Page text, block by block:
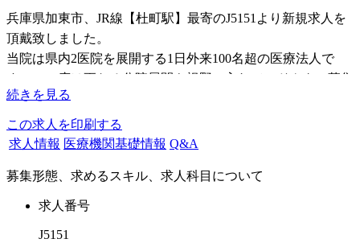
兵庫県加東市、JR線【杜町駅】最寄のJ5151より新規求人を
頂戴致しました。
当院は県内2医院を展開する1日外来100名超の医療法人で
す。この度は更なる分院展開も視野に入れてのドクター募集
で御座います。新卒からブランクのあるドクターまで応募可
能です。どしどしご応募下さいませ。
ック２件の合計４医院のグループ院をまとめる医療法人とし
て活動しております。複数のクリニックをマネジメントして
額医院負担でスキルアップが図れます。
続きを見る
この求人を印刷する
求人情報 医療機関基礎情報 Q&A
募集形態、求めるスキル、求人科目について
求人番号
J5151